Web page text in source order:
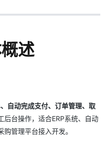
述
自动完成支付、订单管理、取
后台操作，适合ERP系统、自动
管理平台接入开发。